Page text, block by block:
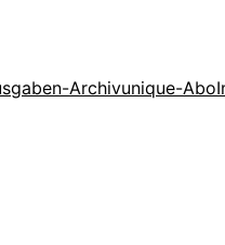
Archivunique-Abo